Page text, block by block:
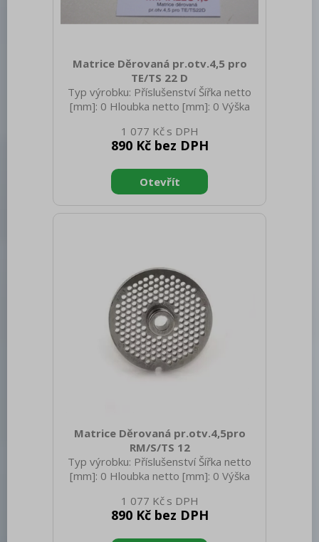
Matrice Děrovaná pr.otv.4,5 pro
TE/TS 22 D
Typ výrobku: Příslušenství Šířka netto
[mm]: 0 Hloubka netto [mm]: 0 Výška
Hmotnost brutto [kg]: 0.35
1 077 Kč
890 Kč bez DPH
Matrice Děrovaná pr.otv.4,5pro
RM/S/TS 12
Typ výrobku: Příslušenství Šířka netto
[mm]: 0 Hloubka netto [mm]: 0 Výška
Hmotnost brutto [kg]: 0.40
1 077 Kč
890 Kč bez DPH